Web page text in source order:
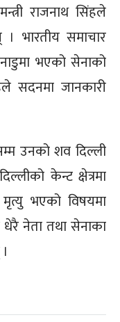
राजनाथ सिंहले
भारतीय समाचार
भएको सेनाको
सदनमा जानकारी
उनको शव दिल्ली
केन्ट क्षेत्रमा
भएको विषयमा
धेरै नेता तथा सेनाका